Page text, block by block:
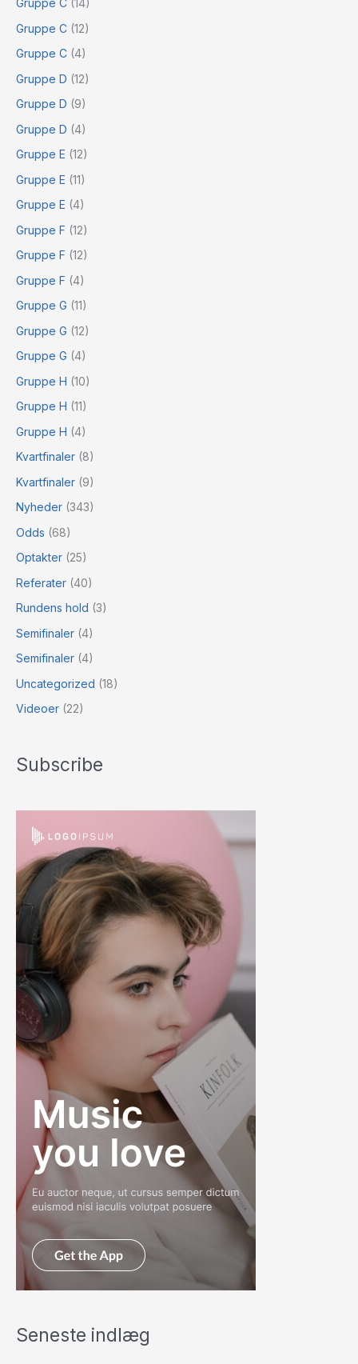
Gruppe C (14)
Gruppe C (12)
Gruppe C (4)
Gruppe D (12)
Gruppe D (9)
Gruppe D (4)
Gruppe E (12)
Gruppe E (11)
Gruppe E (4)
Gruppe F (12)
Gruppe F (12)
Gruppe F (4)
Gruppe G (11)
Gruppe G (12)
Gruppe G (4)
Gruppe H (10)
Gruppe H (11)
Gruppe H (4)
Kvartfinaler (8)
Kvartfinaler (9)
Nyheder (343)
Odds (68)
Optakter (25)
Referater (40)
Rundens hold (3)
Semifinaler (4)
Semifinaler (4)
Uncategorized (18)
Videoer (22)
Subscribe
Seneste indlæg